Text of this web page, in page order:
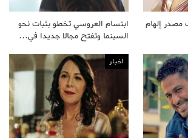
إلهام
ابتسام العروسي تخطو بثبات نحو
السينما وتفتح مجالا جديدا في…
اخبار